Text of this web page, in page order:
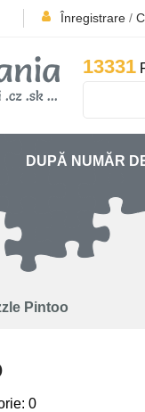
Înregistrare /
13331
DUPĂ NUMĂR
Pintoo
0